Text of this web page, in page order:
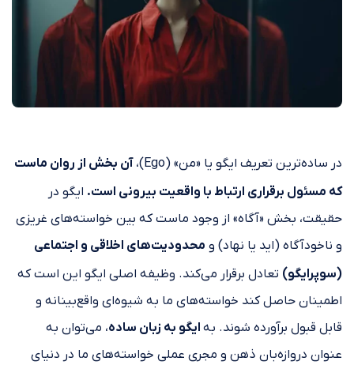
در ساده‌ترین تعریف ایگو یا «من» (Ego)،
آن بخش از روان ماست
که مسئول برقراری ارتباط با واقعیت بیرونی است. ایگو در
حقیقت، بخش «آگاه» از وجود ماست که بین خواسته‌های غریزی
و ناخودآگاه (اید یا نهاد) و محدودیت‌های اخلاقی و اجتماعی
(سوپرایگو) تعادل برقرار می‌کند. وظیفه اصلی ایگو این است که
اطمینان حاصل کند خواسته‌های ما به شیوه‌ای واقع‌بینانه و
قابل قبول برآورده شوند. به ایگو به زبان ساده، می‌توان به
عنوان دروازه‌بان ذهن و مجری عملی خواسته‌های ما در دنیای